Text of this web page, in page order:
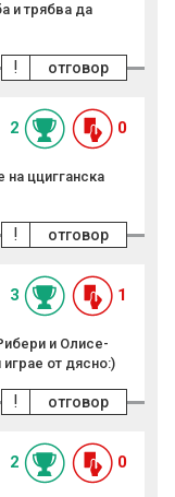
и трябва да
отговор
!
2 0
ццигганска
отговор
!
3 1
и Олисе-
от дясно:)
отговор
!
2 0